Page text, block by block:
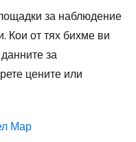
за наблюдение
Кои от тях бихме ви
за
цените или
Мар